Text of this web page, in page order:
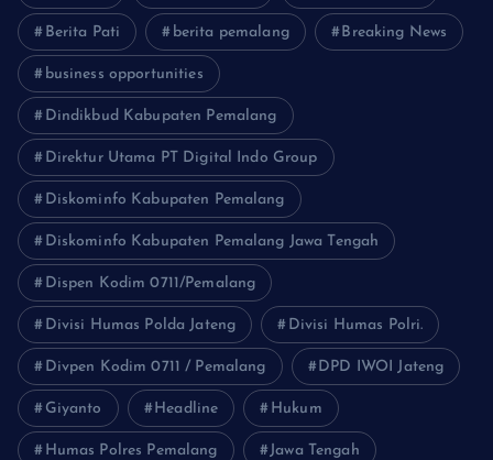
Berita Pati berita pemalang Breaking News
business opportunities
Dindikbud Kabupaten Pemalang
Direktur Utama PT Digital Indo Group
Diskominfo Kabupaten Pemalang
Diskominfo Kabupaten Pemalang Jawa Tengah
Dispen Kodim 0711/Pemalang
Divisi Humas Polda Jateng Divisi Humas Polri.
Divpen Kodim 0711 / Pemalang DPD IWOI Jateng
Giyanto Headline Hukum
Humas Polres Pemalang Jawa Tengah